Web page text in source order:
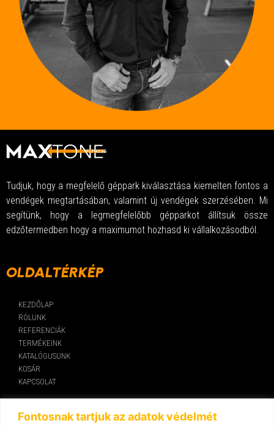
Fontosnak tartjuk az adatok védelmét
Tudjuk, hogy a megfelelő géppark kiválasztása kiemelten fontos a
vendégek megtartásában, valamint új vendégek szerzésében. Mi
segítünk, hogy a legmegfelelőbb gépparkot állítsuk össze
edzőtermedben hogy a maximumot hozhasd ki vállalkozásodból.
OLDALTÉRKÉP
KEZDŐLAP
RÓLUNK
REFERENCIÁK
TERMÉKEINK
KATALÓGUSUNK
KOSÁR
KAPCSOLAT
KAPCSOLAT